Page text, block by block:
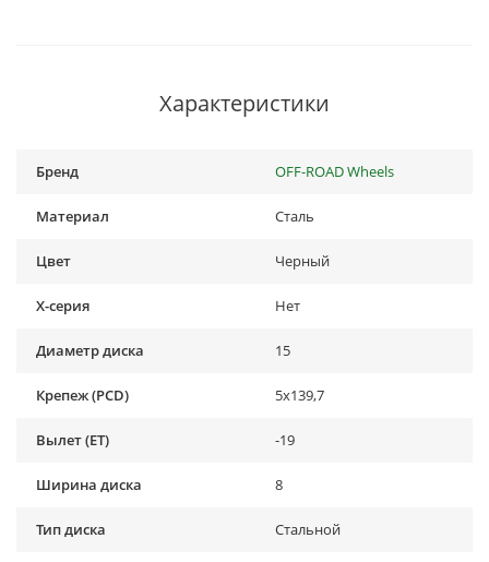
Характеристики
Бренд OFF-ROAD Wheels
Материал Сталь
Цвет Черный
X-серия Нет
Диаметр диска 15
Крепеж (PCD) 5x139,7
Вылет (ET) -19
Ширина диска 8
Тип диска Стальной